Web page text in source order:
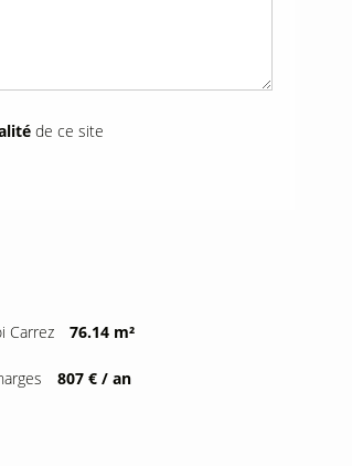
de ce site
Carrez 76.14 m²
807 € / an